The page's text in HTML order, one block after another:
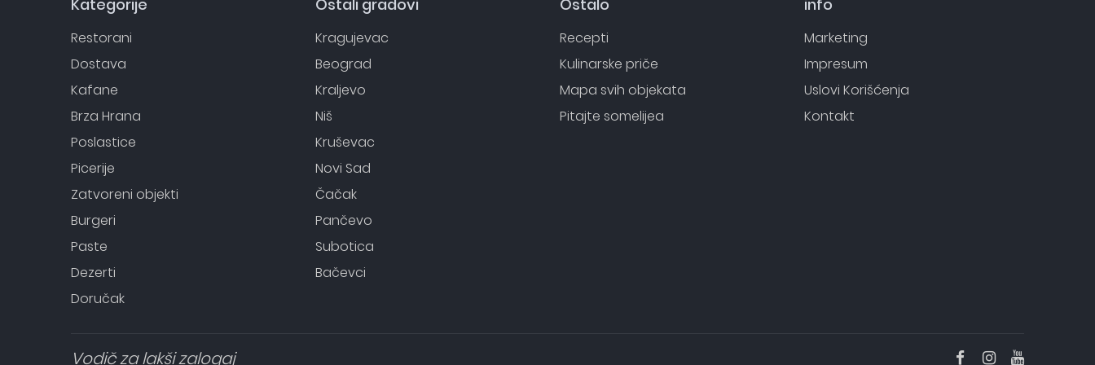
Kategorije
Restorani
Dostava
Kafane
Brza Hrana
Poslastice
Picerije
Zatvoreni objekti
Burgeri
Paste
Dezerti
Doručak
Ostali gradovi
Kragujevac
Beograd
Kraljevo
Niš
Kruševac
Novi Sad
Čačak
Pančevo
Subotica
Bačevci
Ostalo
Recepti
Kulinarske priče
Mapa svih objekata
Pitajte somelijea
info
Marketing
Impresum
Uslovi Korišćenja
Kontakt
Vodič za lakši zalogaj